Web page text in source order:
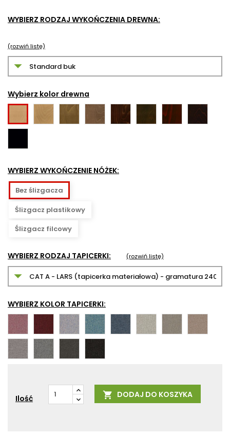
WYBIERZ RODZAJ WYKOŃCZENIA DREWNA:
(rozwiń listę)
Wybierz kolor drewna
naturalny
02
Rustykalny
06
Orzech
mleczny
Orzech
04
ciemny
Koniak
05
Wenge
09
bejca
WYBIERZ WYKOŃCZENIE NÓŻEK:
Bez ślizgacza
Ślizgacz plastikowy
Ślizgacz filcowy
WYBIERZ RODZAJ TAPICERKI: (rozwiń listę)
WYBIERZ KOLOR TAPICERKI:
Lars
27
59
Lars
73
Lars
75
Lars
77
Lars
81
Lars
88
Lars
89
Lars
92
Lars
98
99
100
Ilość  DODAJ DO KOSZYKA